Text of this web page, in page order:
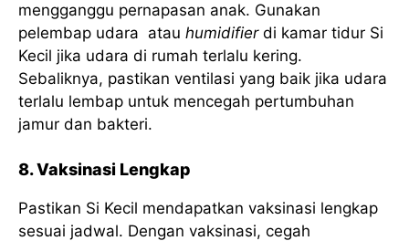
mengganggu pernapasan anak. Gunakan
pelembap udara atau humidifierdi kamar tidur Si
Kecil jika udara di rumah terlalu kering.
Sebaliknya, pastikan ventilasi yang baik jika udara
terlalu lembap untuk mencegah pertumbuhan
jamur dan bakteri.
8. Vaksinasi Lengkap
Pastikan Si Kecil mendapatkan vaksinasi lengkap
sesuai jadwal. Dengan vaksinasi, cegah